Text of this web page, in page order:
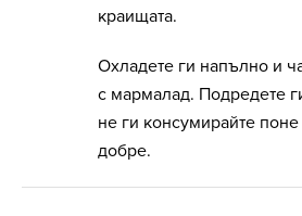
краищата.
Охладете ги напълно и
с мармалад. Подредете
не ги консумирайте
добре.